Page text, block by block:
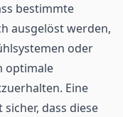
bestimmte
ausgelöst werden,
oder
optimale
Eine
dass diese